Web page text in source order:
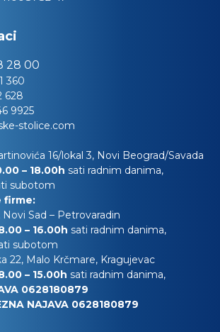
28 00
360
9925
stolice.com
16/lokal 3, Novi Beograd/Savada
– 18.00h sati radnim danima,
subotom
firme:
Sad – Petrovaradin
– 16.00h sati radnim danima,
subotom
22, Malo Krčmare, Kragujevac
– 15.00h sati radnim danima,
0628180879
NAJAVA 0628180879